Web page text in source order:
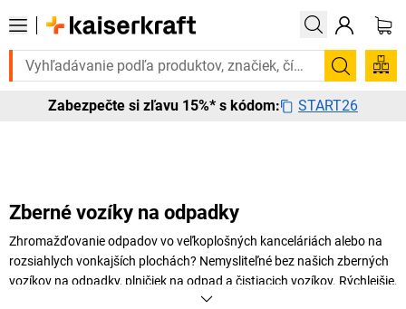
Potrebujete to urgentne? Vybrané bestsellery doručíme do
Zabezpečte si zľavu 15%* s kódom: START26
Zberné vozíky na odpadky
Zhromažďovanie odpadov vo veľkoplošných kanceláriách alebo na
rozsiahlych vonkajších plochách? Nemysliteľné bez našich zberných
vozíkov na odpadky, plničiek na odpad a čistiacich vozíkov. Rýchlejšie,
flexibilnejšie, ergonomickejšie, pohodlnejšie … praktické zberače